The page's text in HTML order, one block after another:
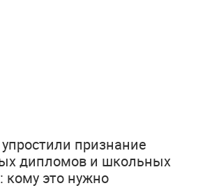
признание
дипломов и школьных
кому это нужно